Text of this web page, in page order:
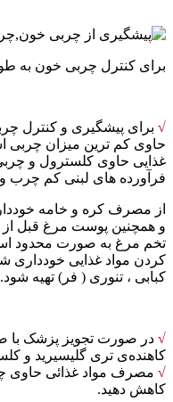
برای کنترل چربی خون به
√ برای پیشگیری و کنترل
حاوی کم ترین میزان چربی
غذایی حاوی کلسترول و
فرآورده های لبنی کم چرب
از مصرف کره و خامه
و همچنین پوست مرغ قبل از
تخم مرغ به صورت محدود
کردن مواد غذایی خودداری
کبابی ، تنوری ( فر) تهیه شود.
√ در صورت تجویز پزشک با
کاهنده‌ی تری گلیسیرید و
√ مصرف مواد غذائی حاوی
کاهش دهید.